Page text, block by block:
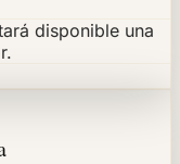
disponible una